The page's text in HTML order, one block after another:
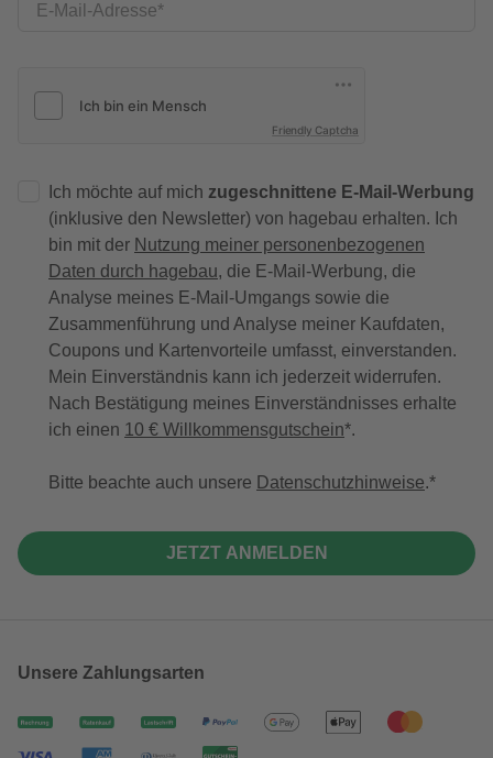
E-Mail-Adresse
Friendly Captcha
Ich möchte auf mich zugeschnittene E-Mail-Werbung
(inklusive den Newsletter) von hagebau erhalten. Ich
bin mit der Nutzung meiner personenbezogenen
Daten durch hagebau, die E-Mail-Werbung, die
Analyse meines E-Mail-Umgangs sowie die
Zusammenführung und Analyse meiner Kaufdaten,
Coupons und Kartenvorteile umfasst, einverstanden.
Mein Einverständnis kann ich jederzeit widerrufen.
Nach Bestätigung meines Einverständnisses erhalte
ich einen 10 € Willkommensgutschein*.
Bitte beachte auch unsere Datenschutzhinweise.
JETZT ANMELDEN
Unsere Zahlungsarten